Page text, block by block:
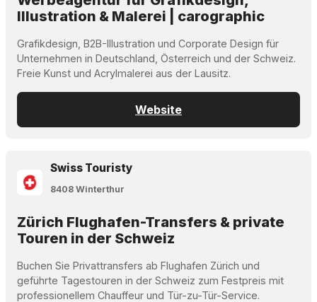
Illustration & Malerei | carographic
Grafikdesign, B2B-Illustration und Corporate Design für
Unternehmen in Deutschland, Österreich und der Schweiz.
Freie Kunst und Acrylmalerei aus der Lausitz.
Website
Swiss Touristy
8408 Winterthur
Zürich Flughafen-Transfers & private
Touren in der Schweiz
Buchen Sie Privattransfers ab Flughafen Zürich und
geführte Tagestouren in der Schweiz zum Festpreis mit
professionellem Chauffeur und Tür-zu-Tür-Service.